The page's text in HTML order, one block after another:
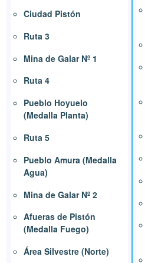
Ciudad Pistón
Ruta 3
Mina de Galar Nº 1
Ruta 4
Pueblo Hoyuelo
(Medalla Planta)
Ruta 5
Pueblo Amura (Medalla
Agua)
Mina de Galar Nº 2
Afueras de Pistón
(Medalla Fuego)
Área Silvestre (Norte)